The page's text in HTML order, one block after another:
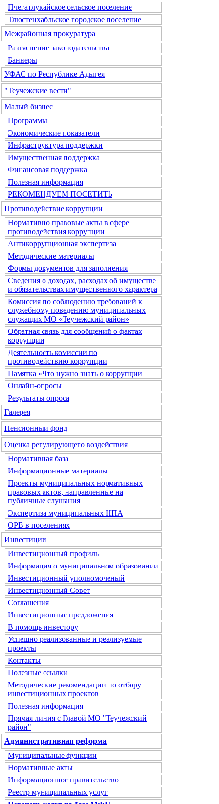
Пчегатлукайское сельское поселение
Тлюстенхабльское городское поселение
Межрайонная прокуратура
Разъяснение законодательства
Баннеры
УФАС по Республике Адыгея
"Теучежские вести"
Малый бизнес
Программы
Экономические показатели
Инфраструктура поддержки
Имущественная поддержка
Финансовая поддержка
Полезная информация
РЕКОМЕНДУЕМ ПОСЕТИТЬ
Противодействие коррупции
Нормативно правовые акты в сфере
противодействия коррупции
Антикоррупционная экспертиза
Методические материалы
Формы документов для заполнения
Сведения о доходах, расходах об имуществе
и обязательствах имущественного характера
Комиссия по соблюдению требований к
служебному поведению муниципальных
служащих МО «Теучежский район»
Обратная связь для сообщений о фактах
коррупции
Деятельность комиссии по
противодействию коррупции
Памятка «Что нужно знать о коррупции
Онлайн-опросы
Результаты опроса
Галерея
Пенсионный фонд
Оценка регулирующего воздействия
Нормативная база
Информационные материалы
Проекты муниципальных нормативных
правовых актов, направленные на
публичные слушания
Экспертиза муниципальных НПА
ОРВ в поселениях
Инвестиции
Инвестиционный профиль
Информация о муниципальном образовании
Инвестиционный уполномоченый
Инвестиционный Совет
Соглашения
Инвестиционные предложения
В помощь инвестору
Успешно реализованные и реализуемые
проекты
Контакты
Полезные ссылки
Методические рекомендации по отбору
инвестиционных проектов
Полезная информация
Прямая линия с Главой МО "Теучежский
район"
Административная реформа
Муниципальные функции
Нормативные акты
Информационное правительство
Реестр муниципальных услуг